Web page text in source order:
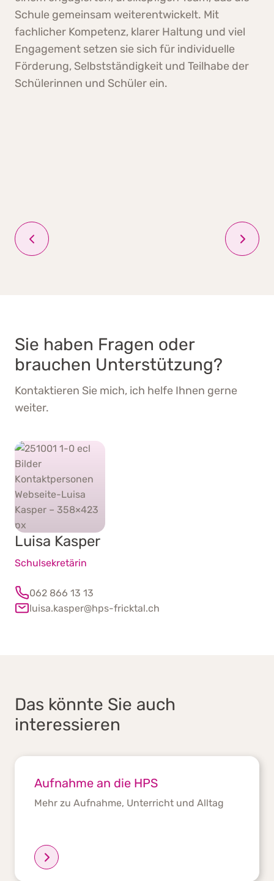
Schule gemeinsam weiterentwickelt. Mit
fachlicher Kompetenz, klarer Haltung und viel
Engagement setzen sie sich für individuelle
Förderung, Selbstständigkeit und Teilhabe der
Schülerinnen und Schüler ein.
Sie haben Fragen oder
brauchen Unterstützung?
Kontaktieren Sie mich, ich helfe Ihnen gerne
weiter.
Luisa Kasper
Schulsekretärin
062 866 13 13
luisa.kasper@hps-fricktal.ch
Das könnte Sie auch
interessieren
Aufnahme an die HPS
Mehr zu Aufnahme, Unterricht und Alltag